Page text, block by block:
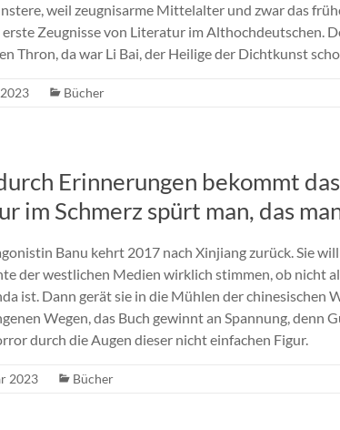
weil zeugnisarme Mittelalter und zwar das
Zeugnisse von Literatur im Althochdeutschen.
Thron, da war Li Bai, der Heilige der Dichtkunst
Bücher
Erinnerungen bekommt
im Schmerz spürt man, das
Banu kehrt 2017 nach Xinjiang zurück. Sie
der westlichen Medien wirklich stimmen, ob nicht
ist. Dann gerät sie in die Mühlen der chinesischen
Wegen, das Buch gewinnt an Spannung, denn
durch die Augen dieser nicht einfachen Figur.
2023 Bücher